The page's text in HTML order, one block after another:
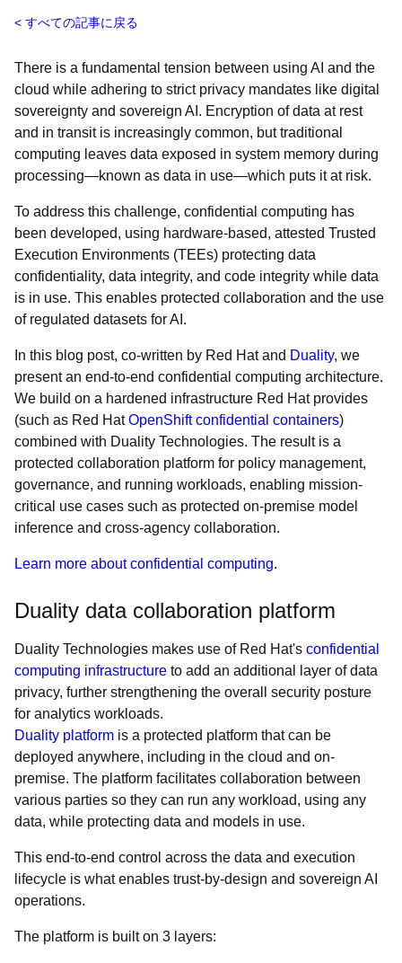
すべての記事に戻る
There is a fundamental tension between using AI and the
cloud while adhering to strict privacy mandates like digital
sovereignty and sovereign AI. Encryption of data at rest
and in transit is increasingly common, but traditional
computing leaves data exposed in system memory during
processing—known as data in use—which puts it at risk.
To address this challenge, confidential computing has
been developed, using hardware-based, attested Trusted
Execution Environments (TEEs) protecting data
confidentiality, data integrity, and code integrity while data
is in use. This enables protected collaboration and the use
of regulated datasets for AI.
In this blog post, co-written by Red Hat and Duality, we
present an end-to-end confidential computing architecture.
We build on a hardened infrastructure Red Hat provides
(such as Red HatOpenShift confidential containers)
combined with Duality Technologies. The result is a
protected collaboration platform for policy management,
governance, and running workloads, enabling mission-
critical use cases such as protected on-premise model
inference and cross-agency collaboration.
Learn more about confidential computing.
Duality data collaboration platform
Duality Technologies makes use of Red Hat's confidential
computing infrastructure to add an additional layer of data
privacy, further strengthening the overall security posture
for analytics workloads.
Duality platform is a protected platform that can be
deployed anywhere, including in the cloud and on-
premise. The platform facilitates collaboration between
various parties so they can run any workload, using any
data, while protecting data and models in use.
This end-to-end control across the data and execution
lifecycle is what enables trust-by-design and sovereign AI
operations.
The platform is built on 3 layers: